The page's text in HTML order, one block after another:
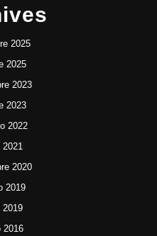
2025
2025
2023
2023
2022
2021
2020
2019
2019
2016